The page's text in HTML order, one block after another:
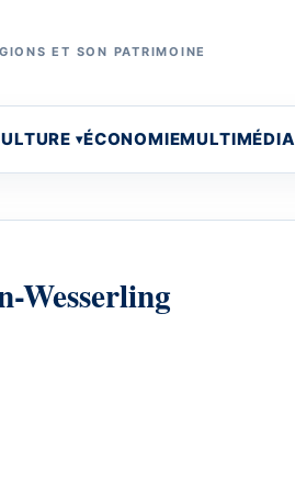
ET SON PATRIMOINE
ÉCONOMIEMULTIMÉDIA
Wesserling